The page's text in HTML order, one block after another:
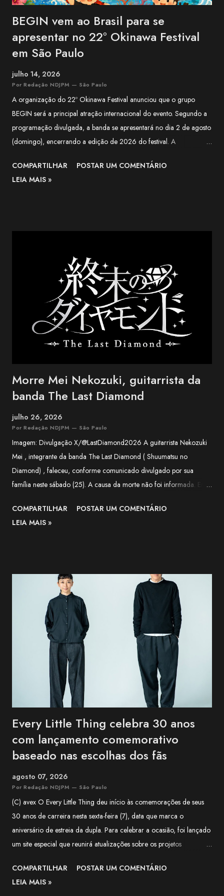
BEGIN vem ao Brasil para se
apresentar no 22º Okinawa Festival
em São Paulo
julho 14, 2026
Por Redação NDJPM — São Paulo
A organização do 22º Okinawa Festival anunciou que o grupo
BEGIN será a principal atração internacional do evento. Segundo a
programação divulgada, a banda se apresentará no dia 2 de agosto
(domingo), encerrando a edição de 2026 do festival. A
celebrar os 100 anos da Associação Okinawa Kenjin do Brasil
(AOKB) , fundada em 22 de agosto de 1926 . Além do centenário
influências da música tradicional de Okinawa com folk, blues e pop.
Entre os maiores sucessos do BEGIN estão "Shimanchu nu Takara",
"Nada Sousou", "Koishikute", "Egao no Manma" e "Umi no Koe" ,
canções que atravessaram ge...
COMPARTILHAR
POSTAR UM COMENTÁRIO
LEIA MAIS »
Morre Mei Nekozuki, guitarrista da
banda The Last Diamond
julho 26, 2026
Por Redação NDJPM — São Paulo
Imagem: Divulgação X/@LastDiamond2026 A guitarrista Nekozuki
Mei , integrante da banda The Last Diamond ( Shuumatsu no
Diamond) , faleceu, conforme comunicado divulgado por sua
família neste sábado (25). A causa da morte não foi informada. Em
sua trajetória e lamentou a forma repentina como a notícia foi
comunicada. O funeral será realizado apenas com a presença de
Across the World. pic.twitter.com/3VWEpd2juI — 終末のダイヤモ
ンド (@LastDiamond2026) July 6, 2026 Nekozuki Mei era ex-
farmacêutica e construiu sua carreira como guitarrista, participando
como musicista de apoio em projetos da franquia BanG Dream! ,
série multimídia que reúne anime, jogos e bandas, além de atuar na
1MYB , banda oficial da franquia Kantai Collection (KanCo...
COMPARTILHAR
POSTAR UM COMENTÁRIO
LEIA MAIS »
Every Little Thing celebra 30 anos
com lançamento comemorativo
baseado nas escolhas dos fãs
agosto 07, 2026
Por Redação NDJPM — São Paulo
(C) avex O Every Little Thing deu início às comemorações de seus
30 anos de carreira nesta sexta-feira (7), data que marca o
aniversário de estreia da dupla. Para celebrar a ocasião, foi lançado
um site especial que reunirá atualizações sobre os projetos
Kaori Mochida e Ichiro Ito. Junto com a página, também começou a
campanha "My ELT Memories" , que convida os fãs a escolherem a
COMPARTILHAR
POSTAR UM COMENTÁRIO
LEIA MAIS »